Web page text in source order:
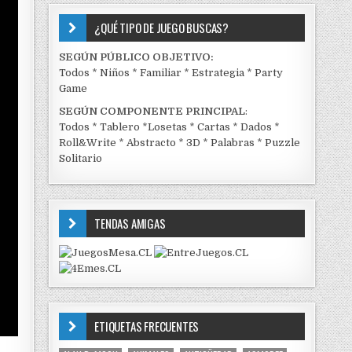
¿QUÉ TIPO DE JUEGO BUSCAS?
SEGÚN PÚBLICO OBJETIVO:
Todos *Niños *Familiar *Estrategia *Party
Game
SEGÚN COMPONENTE PRINCIPAL:
Todos *Tablero *Losetas *Cartas *Dados *
Roll&Write *Abstracto *3D *Palabras *Puzzle
Solitario
TENDAS AMIGAS
ETIQUETAS FRECUENTES